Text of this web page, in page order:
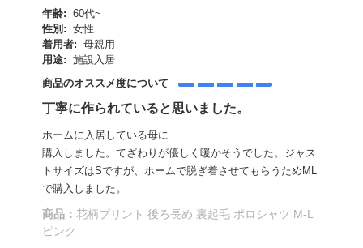
年齢: 60代~
性別: 女性
着用者: 母親用
用途: 施設入居
商品のオススメ度について
丁寧に作られていると思いました。
ホームに入居している母に
購入しました。てざわりが優しく暖かそうでした。ジャス
トサイズはSですが、ホームで脱ぎ着させてもらうためML
で購入しました。
商品：花柄プリント 後ろ長め 裏起毛 ポロシャツ M-L
ピンク